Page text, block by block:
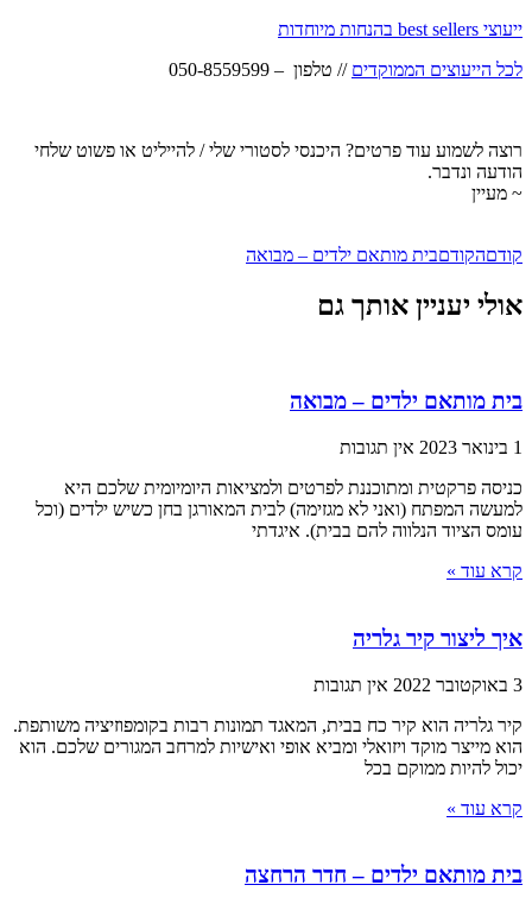
ייעוצי best sellers בהנחות מיוחדות
לכל הייעוצים הממוקדים // טלפון – 050-8559599
רוצה לשמוע עוד פרטים? היכנסי לסטורי שלי / להייליט או פשוט שלחי
הודעה ונדבר.
~ מעיין
קודםהקודםבית מותאם ילדים – מבואה
אולי יעניין אותך גם
בית מותאם ילדים – מבואה
1 בינואר 2023
אין תגובות
כניסה פרקטית ומתוכננת לפרטים ולמציאות היומיומית שלכם היא
למעשה המפתח (ואני לא מגזימה) לבית המאורגן בחן כשיש ילדים (וכל
עומס הציוד הנלווה להם בבית). איגדתי
קרא עוד »
איך ליצור קיר גלריה
3 באוקטובר 2022
אין תגובות
קיר גלריה הוא קיר כח בבית, המאגד תמונות רבות בקומפוזיציה משותפת.
הוא מייצר מוקד ויזואלי ומביא אופי ואישיות למרחב המגורים שלכם. הוא
יכול להיות ממוקם בכל
קרא עוד »
בית מותאם ילדים – חדר הרחצה